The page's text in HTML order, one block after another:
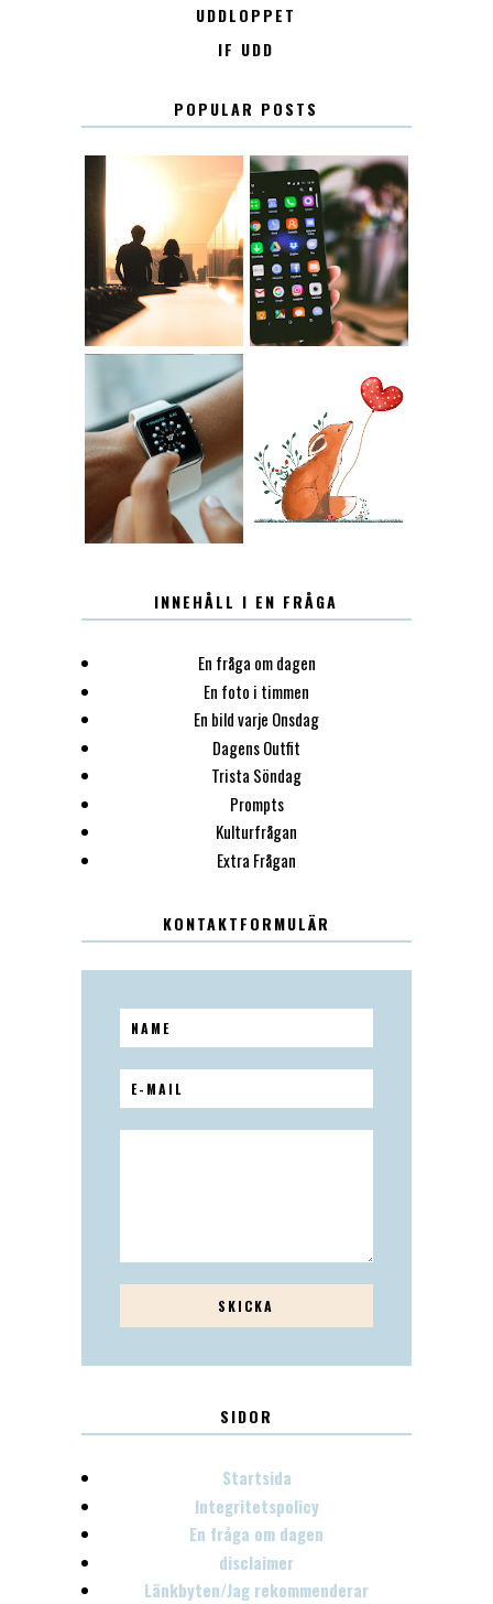
UDDLOPPET
IF UDD
POPULAR POSTS
KONTAKT KONTAKTLISTA
12.30 LUGN
INNEHÅLL I EN FRÅGA
En fråga om dagen
En foto i timmen
En bild varje Onsdag
Dagens Outfit
Trista Söndag
Prompts
Kulturfrågan
Extra Frågan
KONTAKTFORMULÄR
SIDOR
Startsida
Integritetspolicy
En fråga om dagen
disclaimer
Länkbyten/Jag rekommenderar